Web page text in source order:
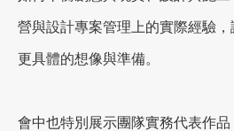
營與設計專案管理上的實際經驗
更具體的想像與準備。
會中也特別展示團隊實務代表作品